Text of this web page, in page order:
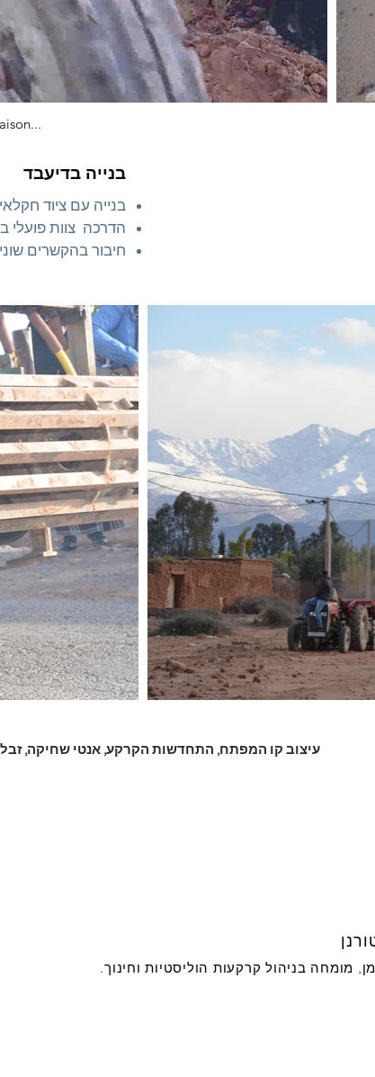
בנייה בדיעבד
בנייה עם ציוד חקלאי
הדרכה צוות פועלי
חיבור בהקשרים
עיצוב קו המפתח, התחדשות הקרקע, אנטי שחיקה, זבל
מומחה בניהול קרקעות הוליסטיות וחינוך.